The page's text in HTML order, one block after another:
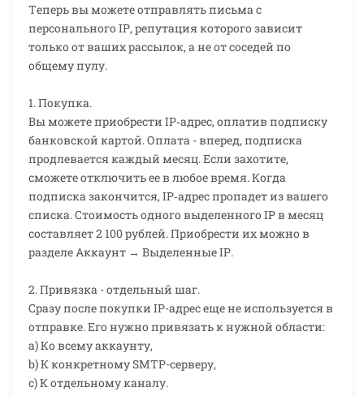
Теперь вы можете отправлять письма с
персонального IP, репутация которого зависит
только от ваших рассылок, а не от соседей по
общему пулу.
1. Покупка.
Вы можете приобрести IP‑адрес, оплатив подписку
банковской картой. Оплата - вперед, подписка
продлевается каждый месяц. Если захотите,
сможете отключить ее в любое время. Когда
подписка закончится, IP‑адрес пропадет из вашего
списка. Стоимость одного выделенного IP в месяц
составляет 2 100 рублей. Приобрести их можно в
разделе Аккаунт → Выделенные IP.
2. Привязка - отдельный шаг.
Сразу после покупки IP-адрес еще не используется в
отправке. Его нужно привязать к нужной области:
a) Ко всему аккаунту,
b) К конкретному SMTP-серверу,
c) К отдельному каналу.